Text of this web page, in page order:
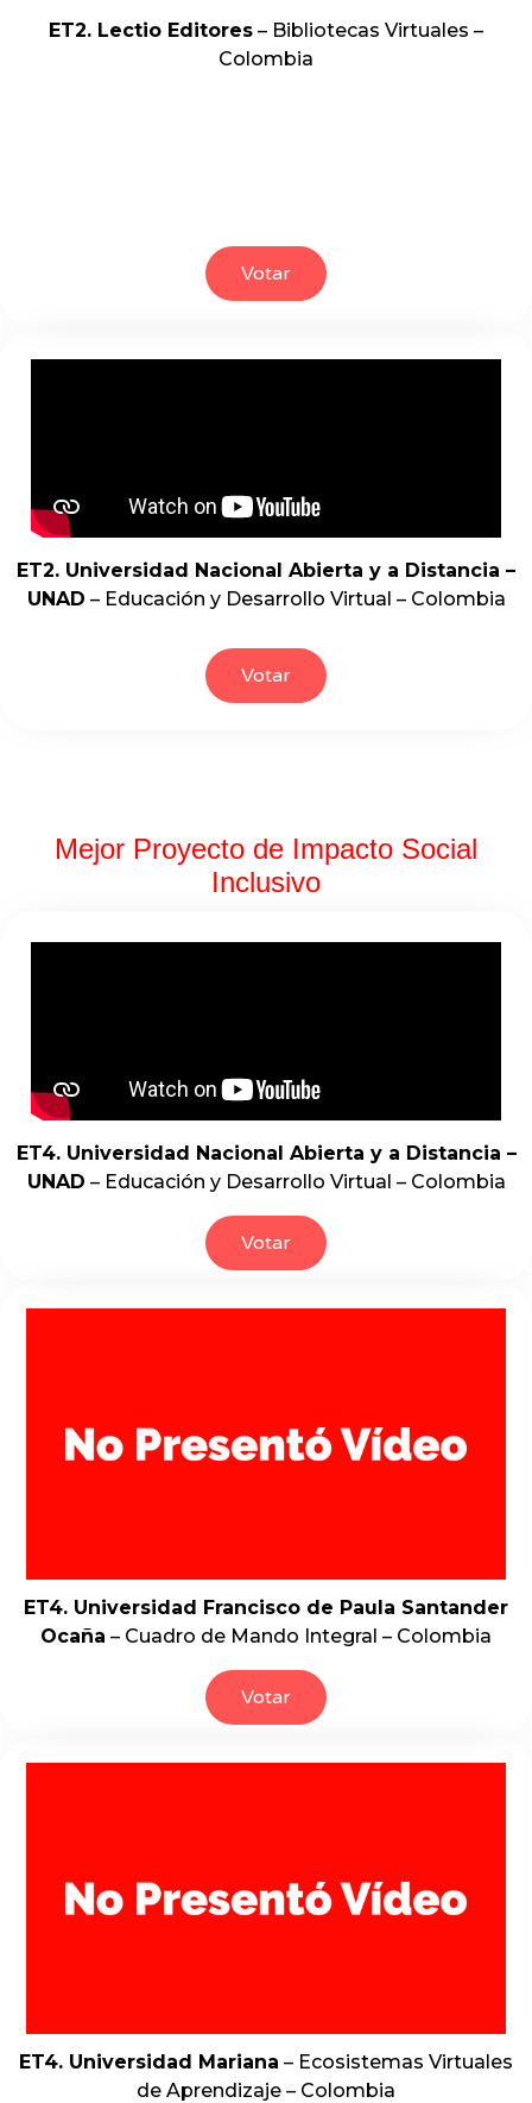
ET2. Lectio Editores – Bibliotecas Virtuales –
Colombia
Votar
ET2. Universidad Nacional Abierta y a Distancia –
UNAD – Educación y Desarrollo Virtual – Colombia
Votar
Mejor Proyecto de Impacto Social
Inclusivo
ET4. Universidad Nacional Abierta y a Distancia –
UNAD – Educación y Desarrollo Virtual – Colombia
Votar
ET4. Universidad Francisco de Paula Santander
Ocaña – Cuadro de Mando Integral – Colombia
Votar
ET4. Universidad Mariana – Ecosistemas Virtuales
de Aprendizaje – Colombia